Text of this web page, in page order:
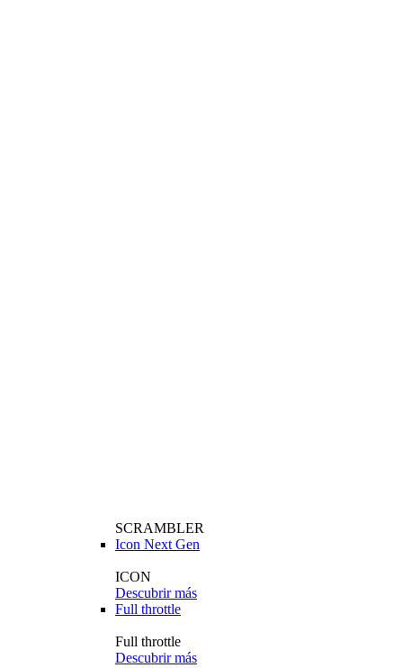
SCRAMBLER
Icon Next Gen
ICON
Descubrir más
Full throttle
Full throttle
Descubrir más